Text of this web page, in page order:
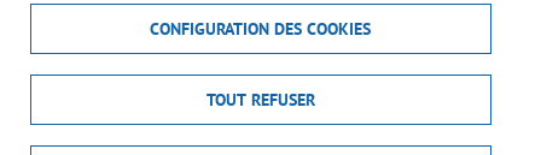
MENU
ACCUEIL MENTIONS LÉGALES DONNÉES PERSONNELLES
CONFIGURATION DES COOKIES
TOUT REFUSER